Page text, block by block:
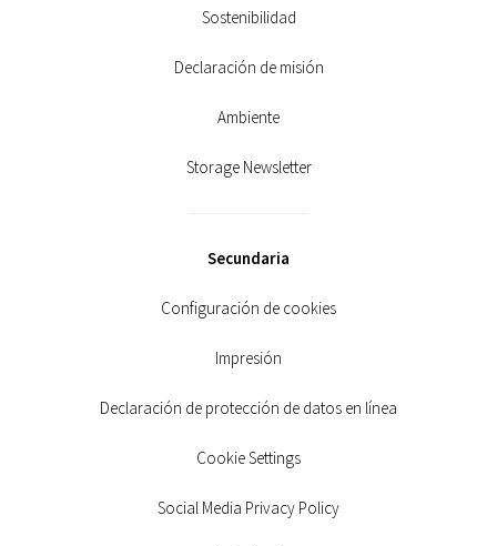
Sostenibilidad
Declaración de misión
Ambiente
Storage Newsletter
Secundaria
Configuración de cookies
Impresión
Declaración de protección de datos en línea
Cookie Settings
Social Media Privacy Policy